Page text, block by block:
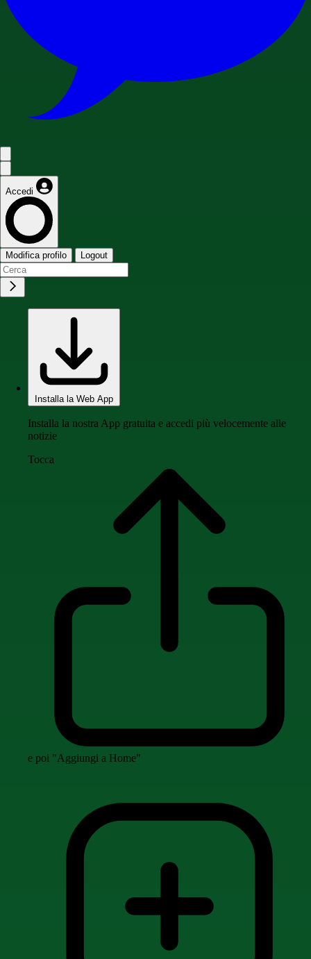
Accedi
Modifica profilo Logout
Installa la Web App
Installa la nostra App gratuita e accedi più velocemente alle
notizie
Tocca
e poi "Aggiungi a Home"